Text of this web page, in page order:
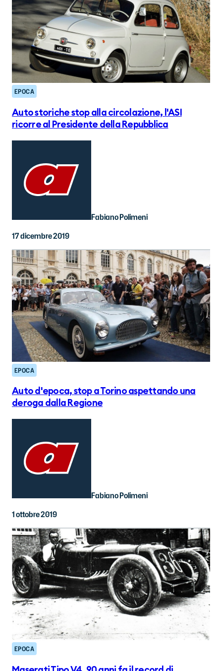
EPOCA
Auto storiche stop alla circolazione, l'ASI
ricorre al Presidente della Repubblica
Fabiano Polimeni
17 dicembre 2019
EPOCA
Auto d'epoca, stop a Torino aspettando una
deroga dalla Regione
Fabiano Polimeni
1 ottobre 2019
EPOCA